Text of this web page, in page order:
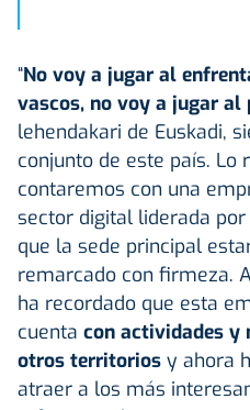
“No voy a jugar al
vascos, no voy a jugar al
lehendakari de Euskadi,
conjunto de este país. Lo
contaremos con una
sector digital liderada
que la sede principal
remarcado con firmeza.
ha recordado que esta
cuenta con actividades y
otros territorios y ahora
atraer a los más